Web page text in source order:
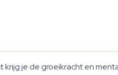
je de groeikracht en